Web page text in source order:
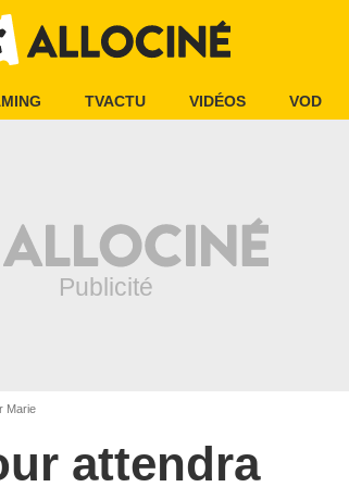
TVACTU VIDÉOS VOD
Marie
attendra